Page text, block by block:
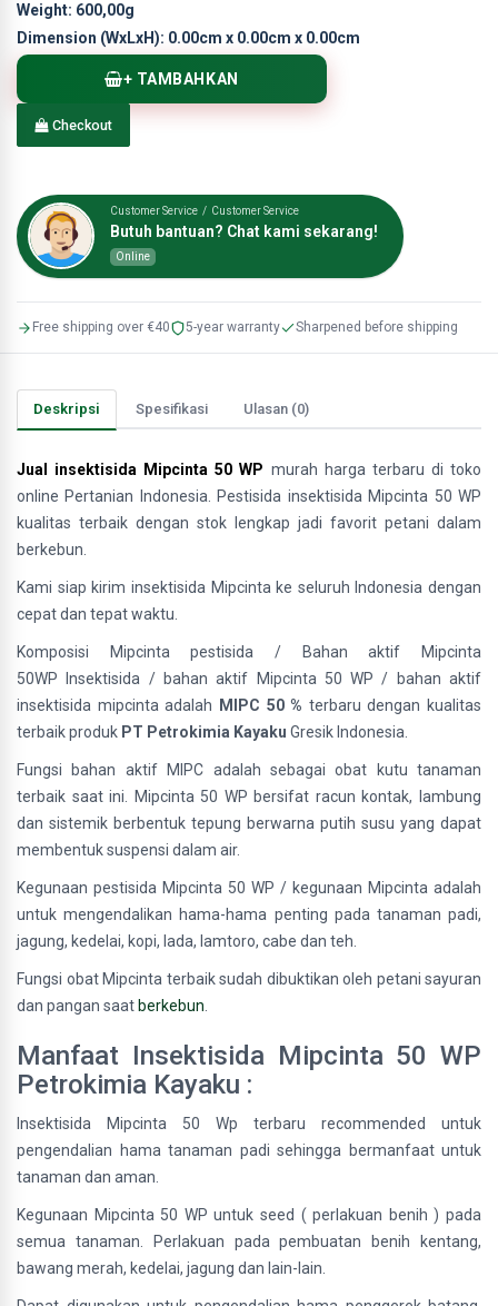
Weight: 600,00g
Dimension (WxLxH): 0.00cm x 0.00cm x 0.00cm
+ TAMBAHKAN
Checkout
Customer Service / Customer Service
Butuh bantuan? Chat kami sekarang!
Online
Free shipping over €40 5-year warranty Sharpened before shipping
Deskripsi Spesifikasi Ulasan (0)
Jual insektisida Mipcinta 50 WP murah harga terbaru di toko
online Pertanian Indonesia. Pestisida insektisida Mipcinta 50 WP
kualitas terbaik dengan stok lengkap jadi favorit petani dalam
berkebun.
Kami siap kirim insektisida Mipcinta ke seluruh Indonesia dengan
cepat dan tepat waktu.
Komposisi Mipcinta pestisida / Bahan aktif Mipcinta
50WP Insektisida / bahan aktif Mipcinta 50 WP / bahan aktif
insektisida mipcinta adalah
MIPC 50 % terbaru dengan kualitas
terbaik produk PT Petrokimia Kayaku Gresik Indonesia.
Fungsi bahan aktif MIPC adalah sebagai obat kutu tanaman
terbaik saat ini. Mipcinta 50 WP bersifat racun kontak, lambung
dan sistemik berbentuk tepung berwarna putih susu yang dapat
membentuk suspensi dalam air.
Kegunaan pestisida Mipcinta 50 WP / kegunaan Mipcinta adalah
untuk mengendalikan hama-hama penting pada tanaman padi,
jagung, kedelai, kopi, lada, lamtoro, cabe dan teh.
Fungsi obat Mipcinta terbaik sudah dibuktikan oleh petani sayuran
dan pangan saat berkebun
Manfaat Insektisida Mipcinta 50 WP
Petrokimia Kayaku :
Insektisida Mipcinta 50 Wp terbaru recommended untuk
pengendalian hama tanaman padi sehingga bermanfaat untuk
tanaman dan aman.
Kegunaan Mipcinta 50 WP untuk seed ( perlakuan benih ) pada
semua tanaman. Perlakuan pada pembuatan benih kentang,
bawang merah, kedelai, jagung dan lain-lain.